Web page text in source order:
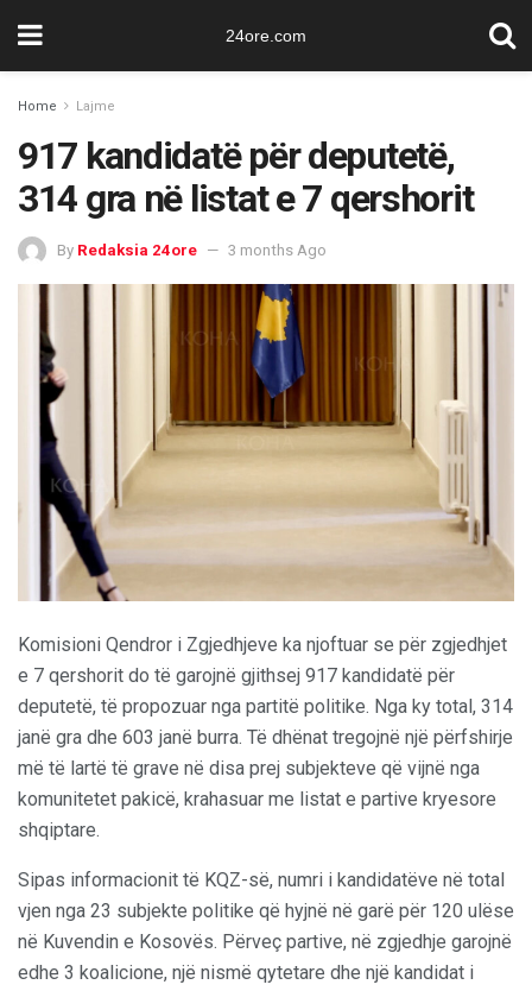
24ore.com
Home Lajme
917 kandidatë për deputetë,
314 gra në listat e 7 qershorit
By Redaksia 24ore 3 months Ago
Komisioni Qendror i Zgjedhjeve ka njoftuar se për zgjedhjet
e 7 qershorit do të garojnë gjithsej 917 kandidatë për
deputetë, të propozuar nga partitë politike. Nga ky total, 314
janë gra dhe 603 janë burra. Të dhënat tregojnë një përfshirje
më të lartë të grave në disa prej subjekteve që vijnë nga
komunitetet pakicë, krahasuar me listat e partive kryesore
shqiptare.
Sipas informacionit të KQZ-së, numri i kandidatëve në total
vjen nga 23 subjekte politike që hyjnë në garë për 120 ulëse
në Kuvendin e Kosovës. Përveç partive, në zgjedhje garojnë
edhe 3 koalicione, një nismë qytetare dhe një kandidat i